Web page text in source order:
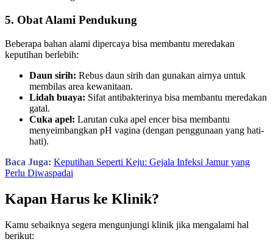
5. Obat Alami Pendukung
Beberapa bahan alami dipercaya bisa membantu meredakan
keputihan berlebih:
Daun sirih: Rebus daun sirih dan gunakan airnya untuk
membilas area kewanitaan.
Lidah buaya: Sifat antibakterinya bisa membantu meredakan
gatal.
Cuka apel: Larutan cuka apel encer bisa membantu
menyeimbangkan pH vagina (dengan penggunaan yang hati-
hati).
Baca Juga: Keputihan Seperti Keju: Gejala Infeksi Jamur yang
Perlu Diwaspadai
Kapan Harus ke Klinik?
Kamu sebaiknya segera mengunjungi klinik jika mengalami hal
berikut: